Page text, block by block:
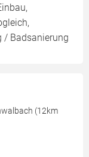
/ Badsanierung
(12km